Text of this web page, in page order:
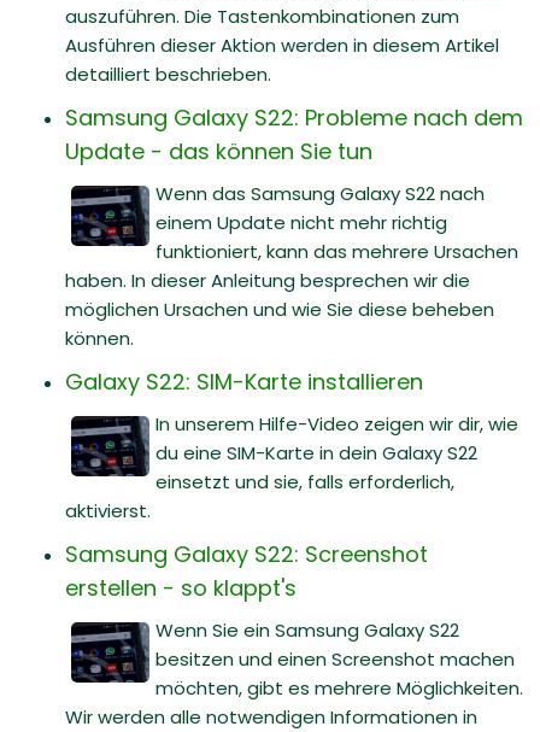
auszuführen. Die Tastenkombinationen zum
Ausführen dieser Aktion werden in diesem Artikel
detailliert beschrieben.
Samsung Galaxy S22: Probleme nach dem
Update - das können Sie tun
Wenn das Samsung Galaxy S22 nach
einem Update nicht mehr richtig
funktioniert, kann das mehrere Ursachen
haben. In dieser Anleitung besprechen wir die
möglichen Ursachen und wie Sie diese beheben
können.
Galaxy S22: SIM-Karte installieren
In unserem Hilfe-Video zeigen wir dir, wie
du eine SIM-Karte in dein Galaxy S22
einsetzt und sie, falls erforderlich,
aktivierst.
Samsung Galaxy S22: Screenshot
erstellen - so klappt's
Wenn Sie ein Samsung Galaxy S22
besitzen und einen Screenshot machen
möchten, gibt es mehrere Möglichkeiten.
Wir werden alle notwendigen Informationen in